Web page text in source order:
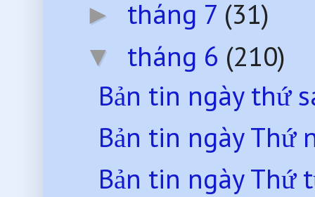
► tháng 7 (31)
▼ tháng 6 (210)
Bản tin ngày thứ
Bản tin ngày Thứ
Bản tin ngày Thứ